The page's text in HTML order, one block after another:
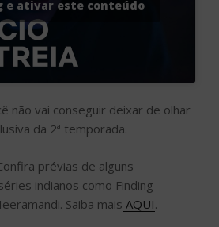
e ativar este conteúdo
não vai conseguir deixar de olhar
da 2ª temporada.
prévias de alguns
indianos como Finding
Saiba mais AQUI.